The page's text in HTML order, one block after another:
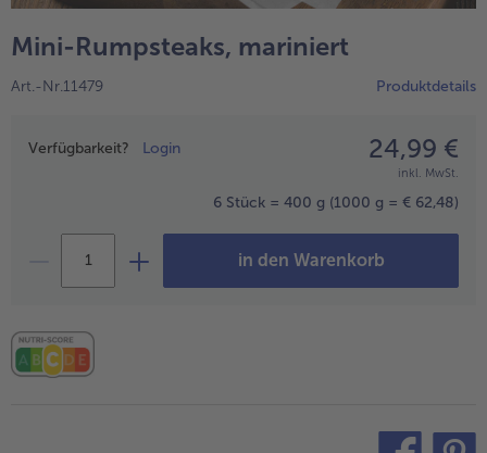
alle Küchenutensilien
alle bofrost*free
alle bofrost*plus.
Pflanzliche Alternativprodukte
Mini-Rumpsteaks, mariniert
Art.-Nr.11479 Produktdetails
Preisangabe
Verfügbarkeit? Login 24,99 €
inkl. MwSt.
6 Stück = 400 g (1000 g = € 62,48)
in den Warenkorb